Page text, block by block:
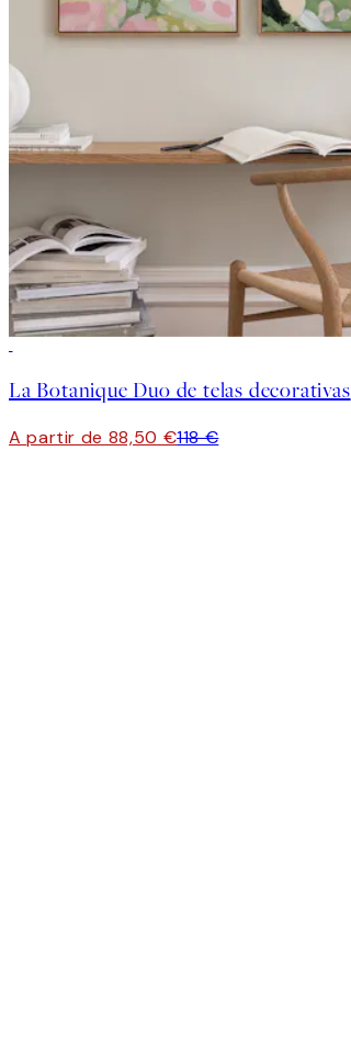
La Botanique Duo de telas decorativas
A partir de 88,50 €118 €